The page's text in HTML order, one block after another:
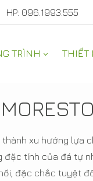
HP: 096.1993.555
TRÌNH THIẾT
xu hướng lựa
tính của đá tự
đặc chắc tuyệt